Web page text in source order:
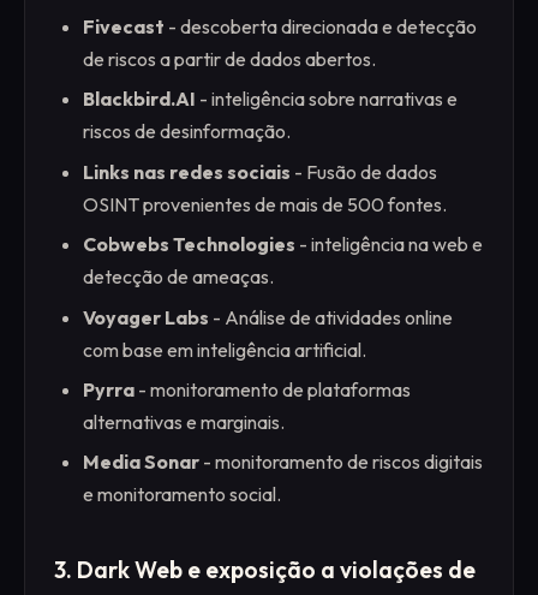
Fivecast - descoberta direcionada e detecção
de riscos a partir de dados abertos.
Blackbird.AI - inteligência sobre narrativas e
riscos de desinformação.
Links nas redes sociais - Fusão de dados
OSINT provenientes de mais de 500 fontes.
Cobwebs Technologies - inteligência na web e
detecção de ameaças.
Voyager Labs - Análise de atividades online
com base em inteligência artificial.
Pyrra - monitoramento de plataformas
alternativas e marginais.
Media Sonar - monitoramento de riscos digitais
e monitoramento social.
3. Dark Web e exposição a violações de